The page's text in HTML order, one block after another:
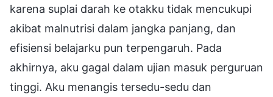
karena suplai darah ke otakku tidak mencukupi
akibat malnutrisi dalam jangka panjang, dan
efisiensi belajarku pun terpengaruh. Pada
akhirnya, aku gagal dalam ujian masuk perguruan
tinggi. Aku menangis tersedu-sedu dan